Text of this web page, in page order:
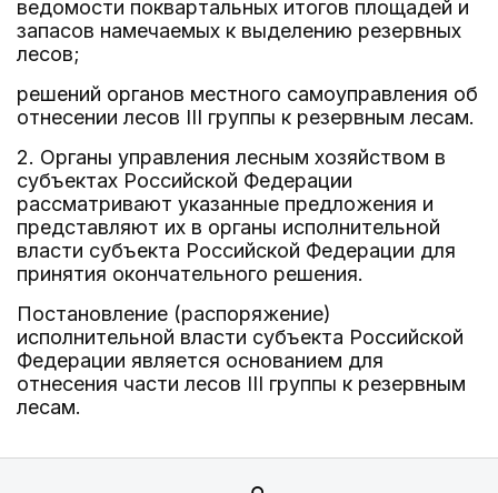
ведомости поквартальных итогов площадей и
запасов намечаемых к выделению резервных
лесов;
решений органов местного самоуправления об
отнесении лесов III группы к резервным лесам.
2. Органы управления лесным хозяйством в
субъектах Российской Федерации
рассматривают указанные предложения и
представляют их в органы исполнительной
власти субъекта Российской Федерации для
принятия окончательного решения.
Постановление (распоряжение)
исполнительной власти субъекта Российской
Федерации является основанием для
отнесения части лесов III группы к резервным
лесам.